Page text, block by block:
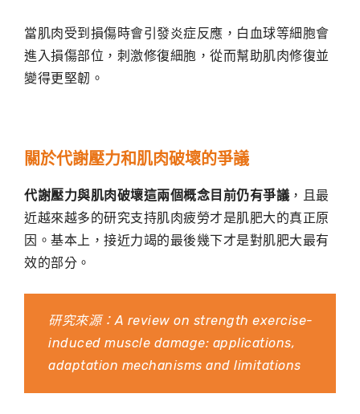
當肌肉受到損傷時會引發炎症反應，白血球等細胞會
進入損傷部位，刺激修復細胞，從而幫助肌肉修復並
變得更堅韌。
關於代謝壓力和肌肉破壞的爭議
代謝壓力與肌肉破壞這兩個概念目前仍有爭議 ，且最
近越來越多的研究支持肌肉疲勞才是肌肥大的真正原
因。基本上，接近力竭的最後幾下才是對肌肥大最有
效的部分。
研究來源： A review on strength exercise-
induced muscle damage: applications,
adaptation mechanisms and limitations